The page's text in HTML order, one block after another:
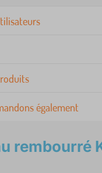
également
rembourré